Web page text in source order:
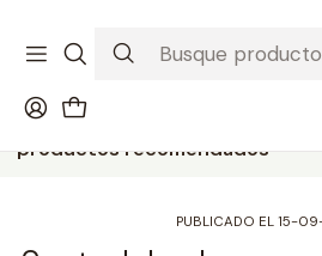
Ver condiciones de la
productos recomendados
PUBLICADO EL 15-